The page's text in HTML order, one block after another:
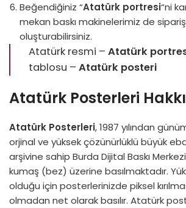
Beğendiğiniz “Atatürk portresi“ni
mekan baskı makinelerimiz de
oluşturabilirsiniz.
Atatürk resmi – Atatürk
tablosu – Atatürk posteri
Atatürk Posterleri
Atatürk Posterleri, 1987 yılından
orjinal ve yüksek çözünürlüklü büyük
arşivine sahip Burda Dijital Baskı
kumaş (bez) üzerine basılmaktadır.
olduğu için posterlerinizde piksel
olmadan net olarak basılır. Atatürk